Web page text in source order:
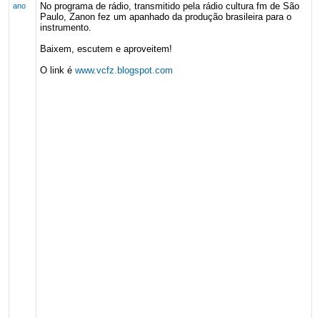
ano
No programa de rádio, transmitido pela rádio cultura fm de São
Paulo, Zanon fez um apanhado da produção brasileira para o
instrumento.
Baixem, escutem e aproveitem!
O link é www.vcfz.blogspot.com